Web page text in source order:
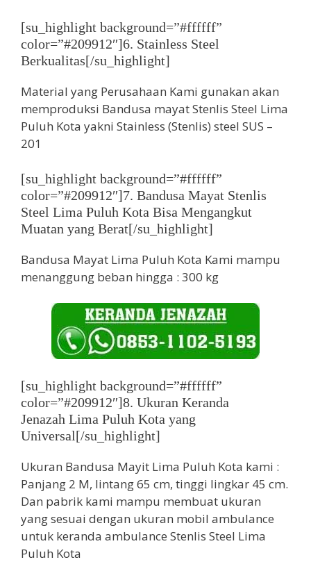
[su_highlight background=”#ffffff”
color=”#209912″]6. Stainless Steel
Berkualitas[/su_highlight]
Material yang Perusahaan Kami gunakan akan
memproduksi Bandusa mayat Stenlis Steel Lima
Puluh Kota yakni Stainless (Stenlis) steel SUS –
201
[su_highlight background=”#ffffff”
color=”#209912″]7. Bandusa Mayat Stenlis
Steel Lima Puluh Kota Bisa Mengangkut
Muatan yang Berat[/su_highlight]
Bandusa Mayat Lima Puluh Kota Kami mampu
menanggung beban hingga : 300 kg
[su_highlight background=”#ffffff”
color=”#209912″]8. Ukuran Keranda
Jenazah Lima Puluh Kota yang
Universal[/su_highlight]
Ukuran Bandusa Mayit Lima Puluh Kota kami :
Panjang 2 M, lintang 65 cm, tinggi lingkar 45 cm.
Dan pabrik kami mampu membuat ukuran
yang sesuai dengan ukuran mobil ambulance
untuk keranda ambulance Stenlis Steel Lima
Puluh Kota